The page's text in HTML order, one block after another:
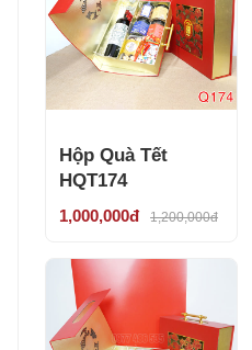
Hộp Quà Tết
HQT174
1,000,000đ 1,200,000đ